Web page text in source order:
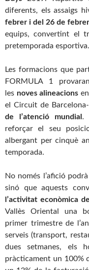
diferents, els assaigs
febrer i del 26 de febrer
equips, convertint el
pretemporada esportiva.
Les formacions que
FORMULA 1
les noves alineacions
elCircuit de
de l’atenció mundial .
reforçar el seu
albergant per cinquè
temporada.
No només l’afició
sinó que aquests
l’activitat econòmica
Vallès Oriental una
primer trimestre de
serveis (transport,
dues setmanes, els
pràcticament un 100%